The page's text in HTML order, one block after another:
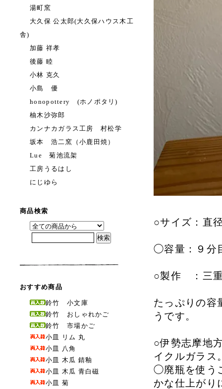
湯町窯
大久保 公太郎(大久保ハウス木工
舎)
加藤 祥孝
後藤 睦
小林 克久
小島 優
honopottery (ホノポタリ)
柚木沙弥郎
カンナカガラス工房 村松学
坂本 浩二窯（小鹿田焼）
Lue 菊池流架
工房うるはし
にじゆら
商品検索
おすすめ商品
鈴竹 小文庫
鈴竹 おしゃれかご
鈴竹 市場かご
小皿 リム 丸
小皿 八角
小皿 木瓜 錆釉
小皿 木瓜 青白磁
小皿 菊
○サイズ：直
◯容量：９分
○製作 ：三
たっぷりの容
うです。
○伊勢志摩地
イクルガラス
◯廃瓶を使う
かな仕上がり